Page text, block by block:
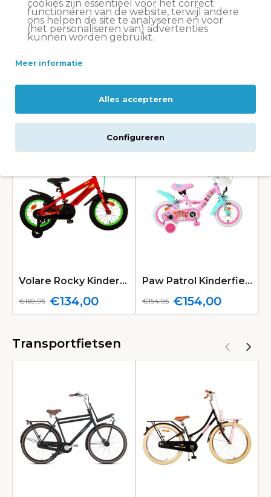
de perfecte fiets voor
dagelijks gebruik
Bekijk alle transportfietsen
Kinderfietsen
Volare Rocky Kinderfiets Jongens 14 inch Rood Twee handremmen
€134,00
€169,95
Paw Patrol Kinderfiets Meisjes 12 inch Roze | 2 Handremmen (Geen terugtraprem)
€154,00
€154,95
Transportfietsen
cookies zijn essentieel voor het correct
functioneren van de website, terwijl andere
ons helpen de site te analyseren en voor
(het personaliseren van) advertenties
kunnen worden gebruikt.
Meer informatie
Alles accepteren
Configureren